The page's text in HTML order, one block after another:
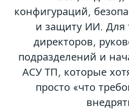
конфигураций,
и защиту ИИ. Для
директоров,
подразделений и
АСУ ТП, которые
просто «что